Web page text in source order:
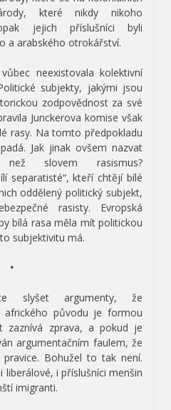
které nikdy nikoho
jejich příslušníci byli
a arabského otrokářství.
neexistovala kolektivní
subjekty, jakými jsou
zodpovědnost za své
Junckerova komise však
rasy. Na tomto předpokladu
Jak jinak ovšem nazvat
než slovem rasismus?
separatisté“, kteří chtějí bílé
oddělený politický subjekt,
rasisty. Evropská
bílá rasa měla mít politickou
subjektivitu má.
•
slyšet argumenty, že
afrického původu je formou
zaznívá zprava, a pokud je
argumentačním faulem, že
Bohužel to tak není.
i příslušníci menšin
imigranti.